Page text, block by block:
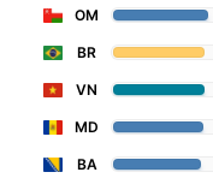
OM
BR
VN
MD
BA